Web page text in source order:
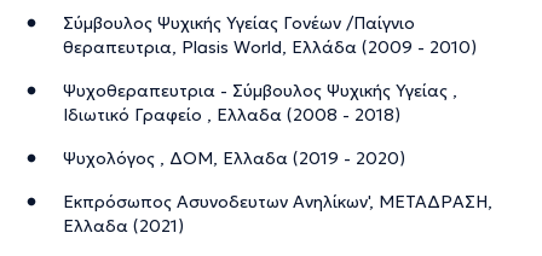
Σύμβουλος Ψυχικής Υγείας Γονέων /Παίγνιο
θεραπευτρια, Plasis World, Ελλάδα (2009 - 2010)
Ψυχοθεραπευτρια - Σύμβουλος Ψυχικής Υγείας ,
Ιδιωτικό Γραφείο , Ελλαδα (2008 - 2018)
Ψυχολόγος , ΔΟΜ, Ελλαδα (2019 - 2020)
Εκπρόσωπος Ασυνοδευτων Ανηλίκων', ΜΕΤΑΔΡΑΣΗ,
Ελλαδα (2021)